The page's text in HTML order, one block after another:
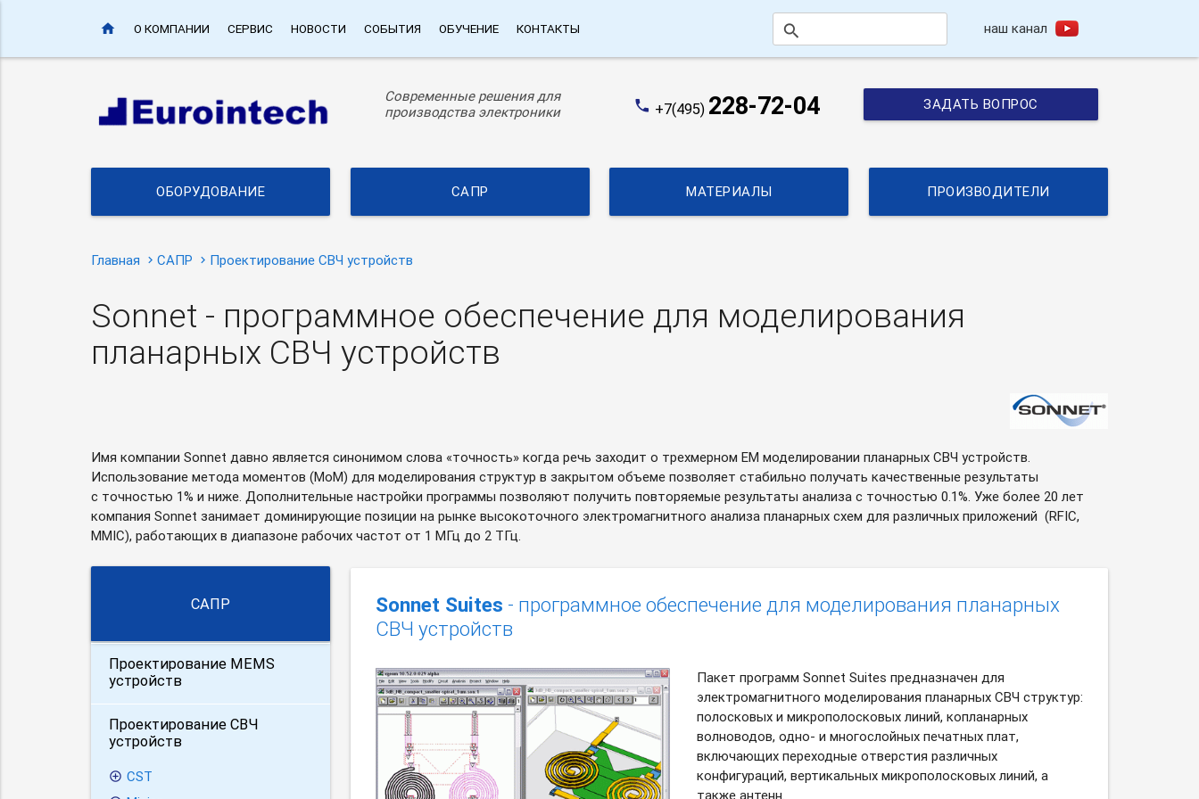
home О КОМПАНИИ СЕРВИС НОВОСТИ СОБЫТИЯ ОБУЧЕНИЕ КОНТАКТЫ search наш канал
Современные решения для
производства электроники
phone +7(495) 228-72-04 ЗАДАТЬ ВОПРОС
ОБОРУДОВАНИЕ САПР МАТЕРИАЛЫ ПРОИЗВОДИТЕЛИ
Главная САПР Проектирование СВЧ устройств
Sonnet - программное обеспечение для моделирования
планарных СВЧ устройств
Имя компании Sonnet давно является синонимом слова «точность» когда речь заходит о трехмерном EM моделировании планарных СВЧ устройств.
Использование метода моментов (MoM) для моделирования структур в закрытом объеме позволяет стабильно получать качественные результаты
с точностью 1% и ниже. Дополнительные настройки программы позволяют получить повторяемые результаты анализа с точностью 0.1%. Уже более 20 лет
компания Sonnet занимает доминирующие позиции на рынке высокоточного электромагнитного анализа планарных схем для различных приложений (RFIC,
MMIC), работающих в диапазоне рабочих частот от 1 МГц до 2 ТГц.
Sonnet Suites - программное обеспечение для моделирования планарных
СВЧ устройств
Пакет программ Sonnet Suites предназначен для
электромагнитного моделирования планарных СВЧ структур:
полосковых и микрополосковых линий, копланарных
волноводов, одно- и многослойных печатных плат,
включающих переходные отверстия различных
конфигураций, вертикальных микрополосковых линий, а
также антенн.
САПР
Проектирование MEMS
устройств
Проектирование СВЧ
устройств
CST